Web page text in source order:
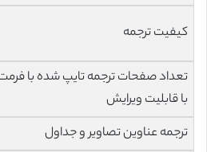
کیفیت ترجمه
تعداد صفحات ترجمه تایپ شده با
با قابلیت ویرایش
ترجمه عناوین تصاویر و جداول